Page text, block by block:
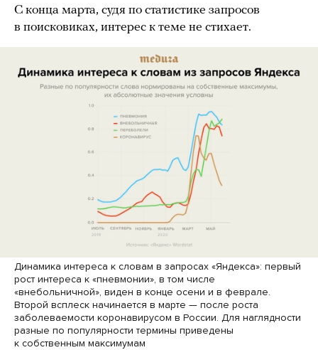
С конца марта, судя по статистике запросов
в поисковиках, интерес к теме не стихает.
Динамика интереса к словам в запросах «Яндекса»: первый
рост интереса к «пневмонии», в том числе
«внебольничной», виден в конце осени и в феврале.
Второй всплеск начинается в марте — после роста
заболеваемости коронавирусом в России. Для наглядности
разные по популярности термины приведены
к собственным максимумам